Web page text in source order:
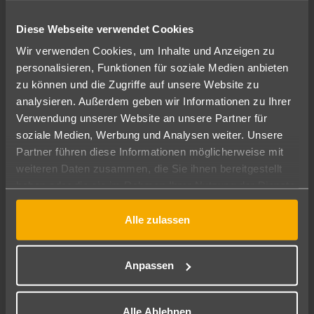
Diese Webseite verwendet Cookies
Wir verwenden Cookies, um Inhalte und Anzeigen zu
personalisieren, Funktionen für soziale Medien anbieten
zu können und die Zugriffe auf unsere Website zu
analysieren. Außerdem geben wir Informationen zu Ihrer
Verwendung unserer Website an unsere Partner für
soziale Medien, Werbung und Analysen weiter. Unsere
Partner führen diese Informationen möglicherweise mit
weiteren Daten zusammen, die Sie ihnen bereitgestellt
gesammelt haben.
Alle zulassen
Anpassen
Alle Ablehnen
Oberhausen
wissen, wer dein zukünftiger Arbeitgeber ist, denn du sollst
schließlich ein Teil unseres Teams werden.„Urlaub in besten
Händen“- dafür sorgen wir! Eine spannende Reise, die
schon seit mehr als 100 Jahren...
Mehr
To view this video, you must accept marketing cookies.